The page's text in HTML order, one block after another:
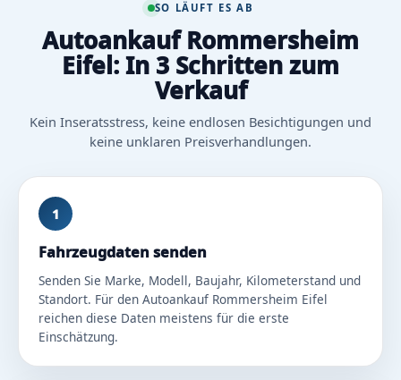
SO LÄUFT ES AB
Autoankauf Rommersheim
Eifel: In 3 Schritten zum
Verkauf
Kein Inseratsstress, keine endlosen Besichtigungen und
keine unklaren Preisverhandlungen.
1
Fahrzeugdaten senden
Senden Sie Marke, Modell, Baujahr, Kilometerstand und
Standort. Für den Autoankauf Rommersheim Eifel
reichen diese Daten meistens für die erste
Einschätzung.